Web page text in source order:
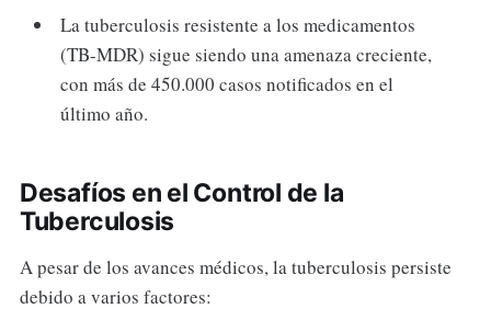
La tuberculosis resistente a los medicamentos
(TB-MDR) sigue siendo una amenaza creciente,
con más de 450.000 casos notificados en el
último año.
Desafíos en el Control de la
Tuberculosis
A pesar de los avances médicos, la tuberculosis persiste
debido a varios factores: